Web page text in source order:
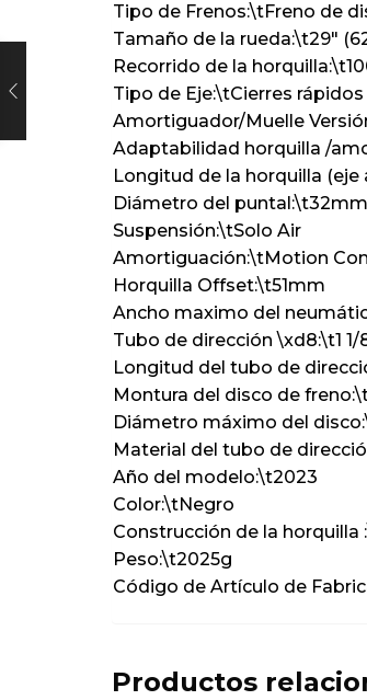
Tipo de Frenos:\tFreno de
Tamaño de la rueda:\t29″
Recorrido de la
Tipo de Eje:\tCierres rápidos
Amortiguador/Muelle
Adaptabilidad horquilla /
Longitud de la horquilla
Diámetro del puntal:\t32mm
Suspensión:\tSolo Air
Amortiguación:\tMotion
Horquilla Offset:\t51mm
Ancho maximo del
Tubo de dirección \xd8:\t1 1/
Longitud del tubo de
Montura del disco de
Diámetro máximo del
Material del tubo de
Año del modelo:\t2023
Color:\tNegro
Construcción de la
Peso:\t2025g
Código de Artículo de
Productos